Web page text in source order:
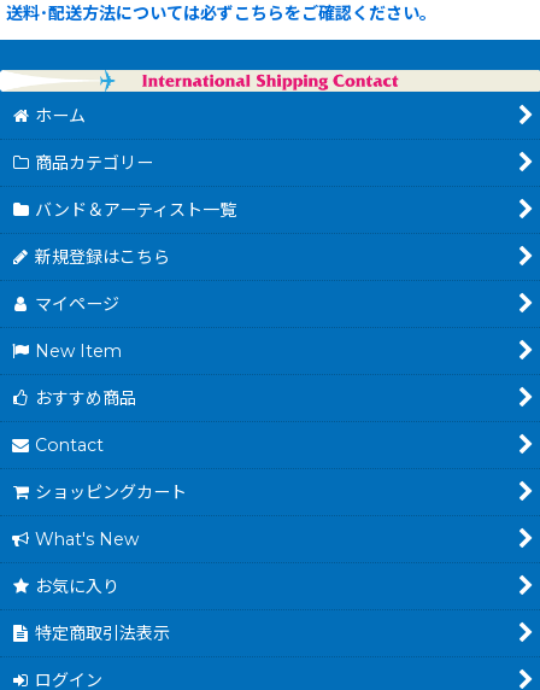
送料･配送方法については必ずこちらをご確認ください。
ホーム
商品カテゴリー
バンド＆アーティスト一覧
新規登録はこちら
マイページ
New Item
おすすめ商品
Contact
ショッピングカート
What's New
お気に入り
特定商取引法表示
ログイン